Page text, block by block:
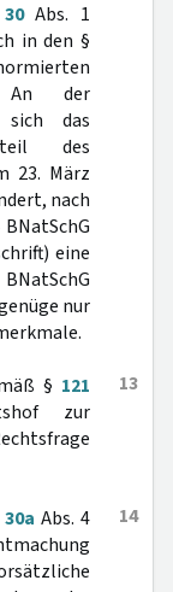
30Abs. 1
in den §
An der
sich das
des
23. März
nach
eine
nur
13
§ 121
zur
14
30a Abs. 4